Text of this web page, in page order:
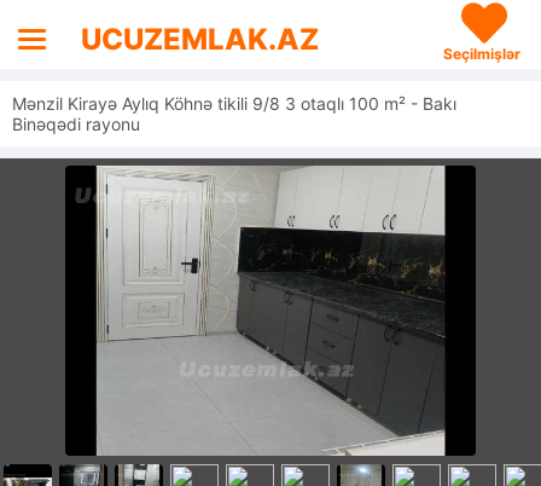
UCUZEMLAK.AZ Seçilmişlər
Mənzil Kirayə Aylıq Köhnə tikili 9/8 3 otaqlı 100 m² - Bakı
Binəqədi rayonu